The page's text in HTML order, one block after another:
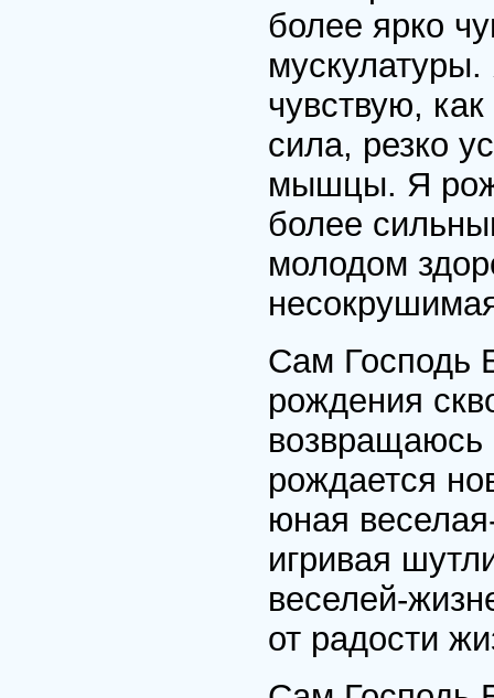
более ярко
чувствую,
сила, резко
мышцы. Я
более
молодом
Сам Господь
рождения
возвращаюсь
рождается
юная
игривая
веселей-
от радости